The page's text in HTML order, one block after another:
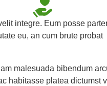
integre. Eum posse
eu, an cum brute probat
malesuada bibendum
habitasse platea dictumst